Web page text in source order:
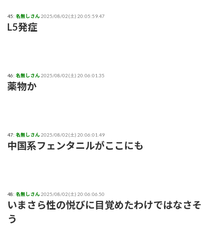
45: 名無しさん2025/08/02(土) 20:05:59.47
L5発症
46: 名無しさん2025/08/02(土) 20:06:01.35
薬物か
47: 名無しさん2025/08/02(土) 20:06:01.49
中国系フェンタニルがここにも
48: 名無しさん2025/08/02(土) 20:06:06.50
いまさら性の悦びに目覚めたわけではなさそ
う